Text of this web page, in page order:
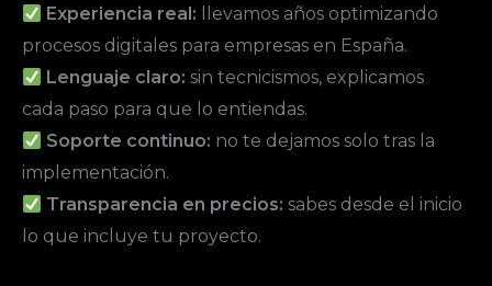
Experiencia real: llevamos años optimizando
procesos digitales para empresas en España.
Lenguaje claro: sin tecnicismos, explicamos
cada paso para que lo entiendas.
Soporte continuo: no te dejamos solo tras la
implementación.
Transparencia en precios: sabes desde el inicio
lo que incluye tu proyecto.